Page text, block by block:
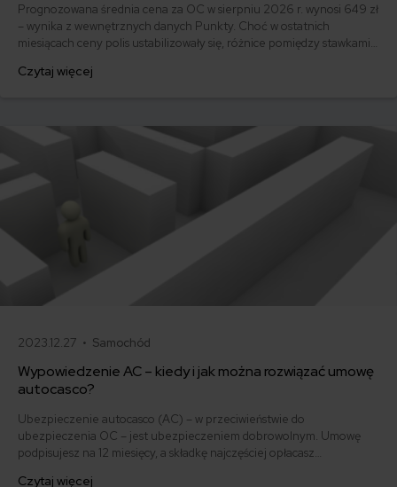
Prognozowana średnia cena za OC w sierpniu 2026 r. wynosi 649 zł
– wynika z wewnętrznych danych Punkty. Choć w ostatnich
miesiącach ceny polis ustabilizowały się, różnice pomiędzy stawkami
500 zł, inni – powyżej 1500 zł. Gdzie znaleźć najtańsze OC w Polsce
Czytaj więcej
2023.12.27 • Samochód
Wypowiedzenie AC – kiedy i jak można rozwiązać umowę
autocasco?
Ubezpieczenie autocasco (AC) – w przeciwieństwie do
ubezpieczenia OC – jest ubezpieczeniem dobrowolnym. Umowę
podpisujesz na 12 miesięcy, a składkę najczęściej opłacasz
Czytaj więcej